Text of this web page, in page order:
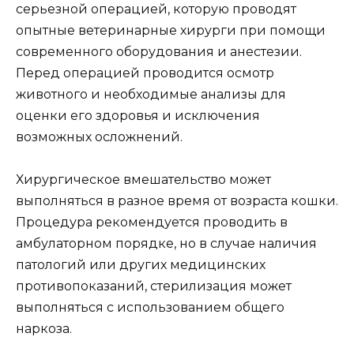
серьезной операцией, которую проводят
опытные ветеринарные хирурги при помощи
современного оборудования и анестезии.
Перед операцией проводится осмотр
животного и необходимые анализы для
оценки его здоровья и исключения
возможных осложнений.
Хирургическое вмешательство может
выполняться в разное время от возраста кошки.
Процедура рекомендуется проводить в
амбулаторном порядке, но в случае наличия
патологий или других медицинских
противопоказаний, стерилизация может
выполняться с использованием общего
наркоза.